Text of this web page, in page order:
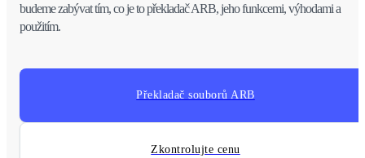
budeme zabývat tím, co je to překladač ARB, jeho funkcemi, výhodami a
použitím.
Překladač souborů ARB
Zkontrolujte cenu